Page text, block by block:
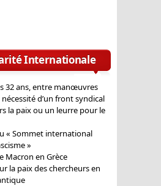
Internationale
32 ans, entre manœuvres
d’un front syndical
la paix ou un leurre pour le
« Sommet international
»
Macron en Grèce
la paix des chercheurs en